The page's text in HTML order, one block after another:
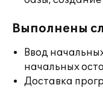
Выполнены
Ввод
начальных
Доставка